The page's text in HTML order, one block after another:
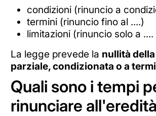
condizioni (rinuncio a
termini (rinuncio fino al ....)
limitazioni (rinuncio solo a ....
La legge prevede la nullità
parziale, condizionata o a
Quali sono i tempi
rinunciare all'eredità